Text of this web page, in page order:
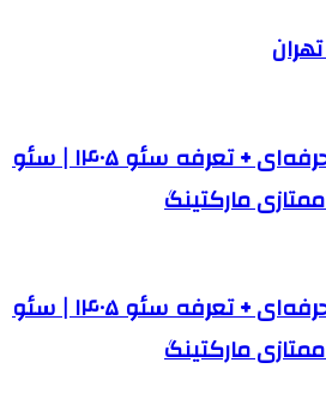
🔍 خدمات سئو حرفه‌ای + تعرفه سئو ۱۴۰۵ | سئو
مارکتینگ
🔍 خدمات سئو حرفه‌ای + تعرفه سئو ۱۴۰۵ | سئو
مارکتینگ